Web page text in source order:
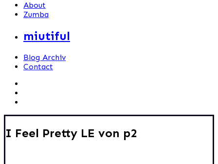
About
Zumba
miutiful
Blog Archiv
Contact
I Feel Pretty LE von p2